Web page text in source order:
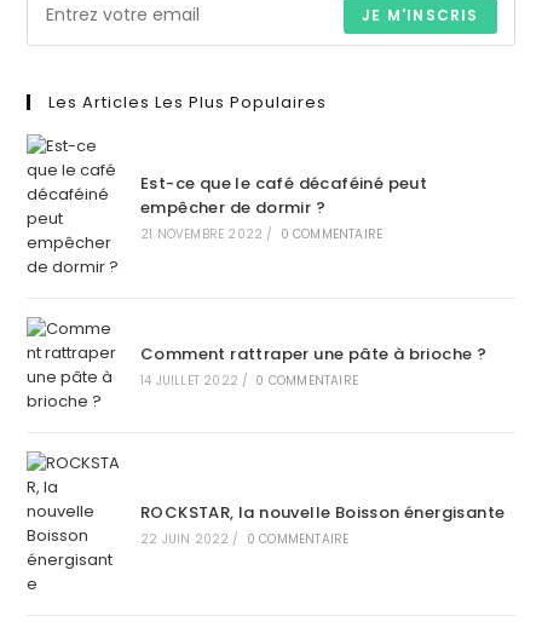
JE M'INSCRIS
Les Articles Les Plus Populaires
Est-ce que le café décaféiné peut
empêcher de dormir ?
21 NOVEMBRE 2022 / 0 COMMENTAIRE
Comment rattraper une pâte à brioche ?
14 JUILLET 2022 / 0 COMMENTAIRE
ROCKSTAR, la nouvelle Boisson énergisante
22 JUIN 2022 / 0 COMMENTAIRE